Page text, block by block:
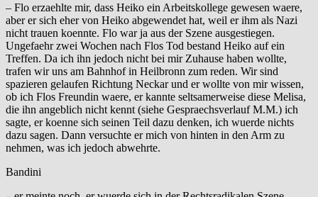
– Flo erzaehlte mir, dass Heiko ein Arbeitskollege gewesen waere,
aber er sich eher von Heiko abgewendet hat, weil er ihm als Nazi
nicht trauen koennte. Flo war ja aus der Szene ausgestiegen.
Ungefaehr zwei Wochen nach Flos Tod bestand Heiko auf ein
Treffen. Da ich ihn jedoch nicht bei mir Zuhause haben wollte,
trafen wir uns am Bahnhof in Heilbronn zum reden. Wir sind
spazieren gelaufen Richtung Neckar und er wollte von mir wissen,
ob ich Flos Freundin waere, er kannte seltsamerweise diese Melisa,
die ihn angeblich nicht kennt (siehe Gespraechsverlauf M.M.) ich
sagte, er koenne sich seinen Teil dazu denken, ich wuerde nichts
dazu sagen. Dann versuchte er mich von hinten in den Arm zu
nehmen, was ich jedoch abwehrte.
Bandini